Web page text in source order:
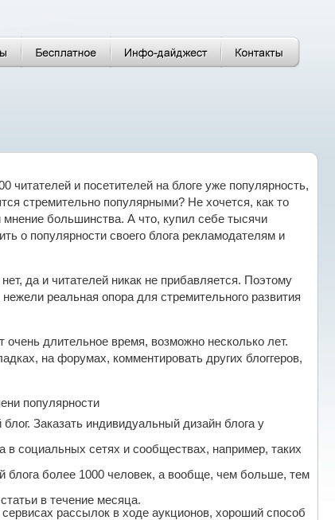
читателей и посетителей на блоге уже популярность,
стремительно популярными? Не хочется, как то
мнение большинства. А что, купил себе тысячи
о популярности своего блога рекламодателям и
да и читателей никак не прибавляется. Поэтому
реальная опора для стремительного развития
длительное время, возможно несколько лет.
на форумах, комментировать других блоггеров,
популярности
Заказать индивидуальный дизайн блога у
в социальных сетях и сообществах, например, таких
блога более 1000 человек, а вообще, чем больше, тем
в течение месяца.
рассылок в ходе аукционов, хороший способ